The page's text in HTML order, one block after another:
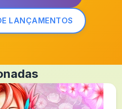
LANÇAMENTOS